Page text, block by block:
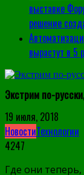
выставке
решение
вырастут в 5
Экстрим по-
19 июля, 2018
НовостиТехнологии
4247
Где они